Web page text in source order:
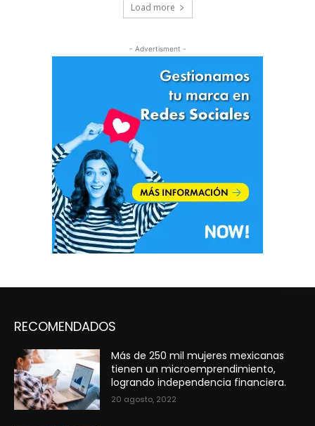
Load more
- Advertisment -
RECOMENDADOS
Más de 250 mil mujeres mexicanas
tienen un microemprendimiento,
logrando independencia financiera.
20 agosto, 2022